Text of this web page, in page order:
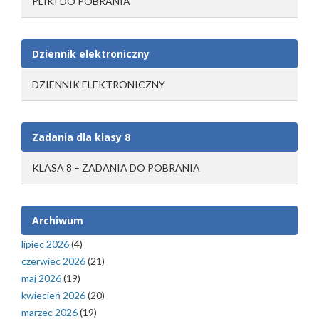
Dziennik elektroniczny
DZIENNIK ELEKTRONICZNY
Zadania dla klasy 8
KLASA 8 – ZADANIA DO POBRANIA
Archiwum
lipiec 2026(4)
czerwiec 2026(21)
maj 2026(19)
kwiecień 2026(20)
marzec 2026(19)